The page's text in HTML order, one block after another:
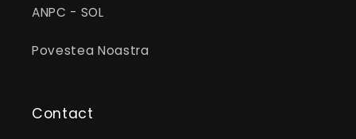
ANPC - SOL
Povestea Noastra
Contact